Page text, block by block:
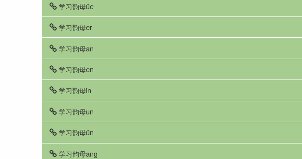
学习韵母üe
学习韵母er
学习韵母an
学习韵母en
学习韵母in
学习韵母un
学习韵母ün
学习韵母ang